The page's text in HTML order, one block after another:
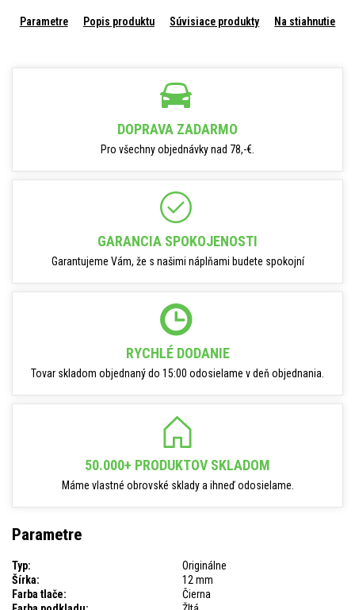
Parametre Popis produktu Súvisiace produkty Na stiahnutie
DOPRAVA ZADARMO
Pro všechny objednávky nad 78,-€.
GARANCIA SPOKOJENOSTI
Garantujeme Vám, že s našimi náplňami budete spokojní
RYCHLÉ DODANIE
Tovar skladom objednaný do 15:00 odosielame v deň objednania.
50.000+ PRODUKTOV SKLADOM
Máme vlastné obrovské sklady a ihneď odosielame.
Parametre
Typ:
Originálne
Šírka:
12 mm
Farba tlače:
Čierna